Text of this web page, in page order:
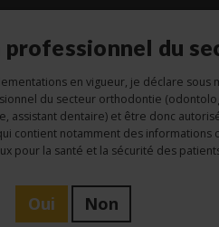
professionnel du
en vigueur, je déclare sous
du secteur orthodontie
assistant dentaire) et être donc
contient notamment des informations
pour la santé et la sécurité des
Oui Non